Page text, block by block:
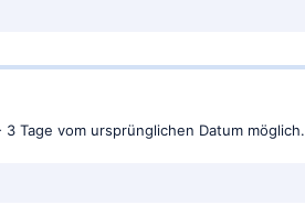
Tage vom ursprünglichen Datum möglich.